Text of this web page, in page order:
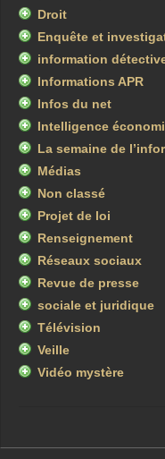
Droit
Enquête et
information
Informations APR
Infos du net
Intelligence
La semaine de
Médias
Non classé
Projet de loi
Renseignement
Réseaux sociaux
Revue de presse
sociale et juridique
Télévision
Veille
Vidéo mystère